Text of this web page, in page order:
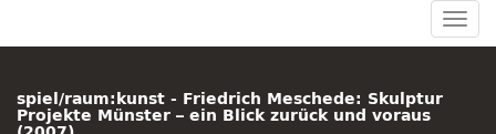
spiel/raum:kunst - Friedrich Meschede: Skulptur
Projekte Münster – ein Blick zurück und voraus